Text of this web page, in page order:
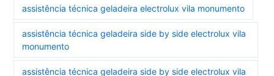
assistência técnica geladeira electrolux vila monumento
assistência técnica geladeira side by side electrolux vila
monumento
assistência técnica geladeira side by side electrolux vila